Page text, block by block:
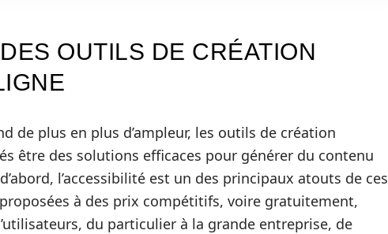
OUTILS DE CRÉATION
de plus en plus d’ampleur, les outils de création
être des solutions efficaces pour générer du contenu
l’accessibilité est un des principaux atouts de ces
à des prix compétitifs, voire gratuitement,
du particulier à la grande entreprise, de